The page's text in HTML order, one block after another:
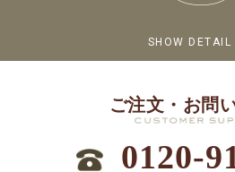
SHOW DETAIL
ご注文・お問
0120-